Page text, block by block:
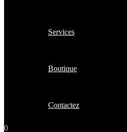
Services
Boutique
Contactez
0